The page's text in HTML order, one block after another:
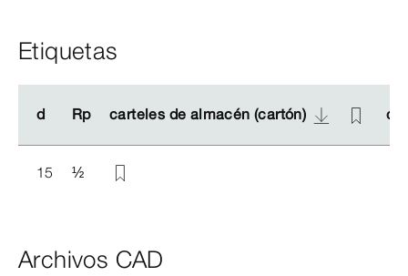
Etiquetas
d Rp carteles de almacén (cartón)
d Rp carteles de almacén (cartón)
15 ½
Archivos CAD